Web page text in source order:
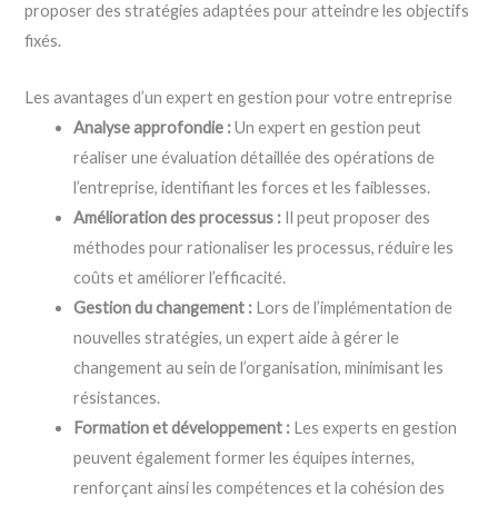
proposer des stratégies adaptées pour atteindre les objectifs
fixés.
Les avantages d’un expert en gestion pour votre entreprise
Analyse approfondie :Un expert en gestion peut
réaliser une évaluation détaillée des opérations de
l’entreprise, identifiant les forces et les faiblesses.
Amélioration des processus : Il peut proposer des
méthodes pour rationaliser les processus, réduire les
coûts et améliorer l’efficacité.
Gestion du changement : Lors de l’implémentation de
nouvelles stratégies, un expert aide à gérer le
changement au sein de l’organisation, minimisant les
résistances.
Formation et développement : Les experts en gestion
peuvent également former les équipes internes,
renforçant ainsi les compétences et la cohésion des